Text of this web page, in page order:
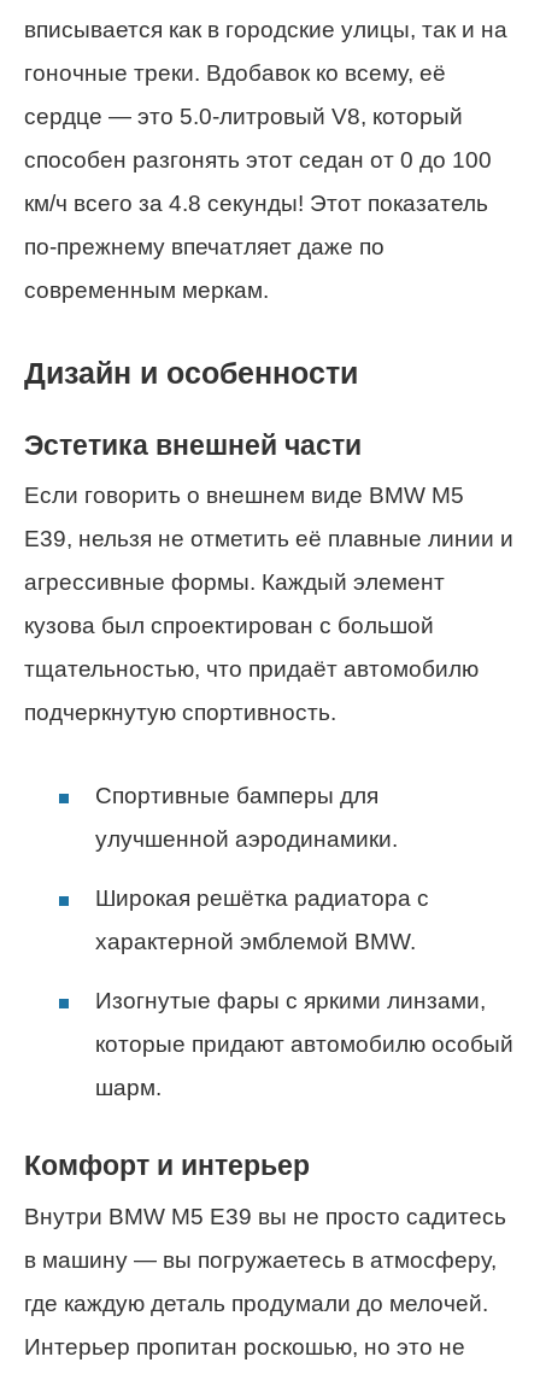
вписывается как в городские улицы, так и на
гоночные треки. Вдобавок ко всему, её
сердце — это 5.0-литровый V8, который
способен разгонять этот седан от 0 до 100
км/ч всего за 4.8 секунды! Этот показатель
по-прежнему впечатляет даже по
современным меркам.
Дизайн и особенности
Эстетика внешней части
Если говорить о внешнем виде BMW M5
E39, нельзя не отметить её плавные линии и
агрессивные формы. Каждый элемент
кузова был спроектирован с большой
тщательностью, что придаёт автомобилю
подчеркнутую спортивность.
Спортивные бамперы для
улучшенной аэродинамики.
Широкая решётка радиатора с
характерной эмблемой BMW.
Изогнутые фары с яркими линзами,
которые придают автомобилю особый
шарм.
Комфорт и интерьер
Внутри BMW M5 E39 вы не просто садитесь
в машину — вы погружаетесь в атмосферу,
где каждую деталь продумали до мелочей.
Интерьер пропитан роскошью, но это не